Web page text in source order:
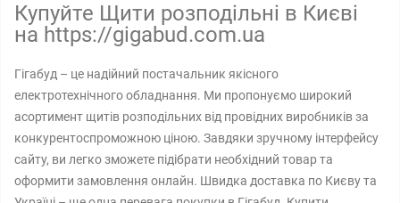
Купуйте Щити розподільні в Києві
на https://gigabud.com.ua
Гігабуд – це надійний постачальник якісного
електротехнічного обладнання. Ми пропонуємо широкий
асортимент щитів розподільних від провідних виробників за
конкурентоспроможною ціною. Завдяки зручному інтерфейсу
сайту, ви легко зможете підібрати необхідний товар та
оформити замовлення онлайн. Швидка доставка по Києву та